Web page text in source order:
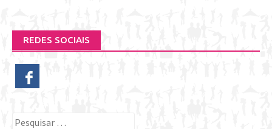
REDES SOCIAIS
Pesquisar